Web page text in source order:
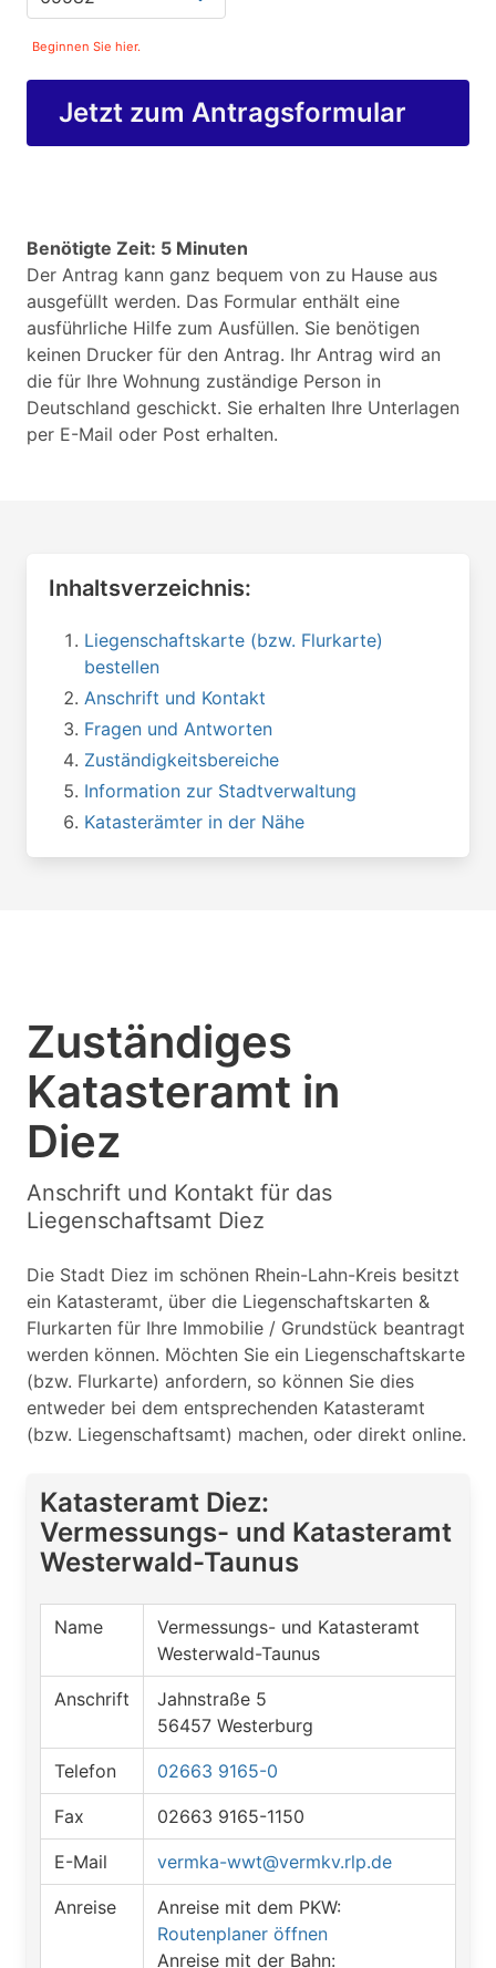
Beginnen Sie hier.
Jetzt zum Antragsformular
Benötigte Zeit: 5 Minuten
Der Antrag kann ganz bequem von zu Hause aus
ausgefüllt werden. Das Formular enthält eine
ausführliche Hilfe zum Ausfüllen. Sie benötigen
keinen Drucker für den Antrag. Ihr Antrag wird an
die für Ihre Wohnung zuständige Person in
Deutschland geschickt. Sie erhalten Ihre Unterlagen
per E-Mail oder Post erhalten.
Inhaltsverzeichnis:
Liegenschaftskarte (bzw. Flurkarte)
bestellen
Anschrift und Kontakt
Fragen und Antworten
Zuständigkeitsbereiche
Information zur Stadtverwaltung
Katasterämter in der Nähe
Zuständiges
Katasteramt in
Diez
Anschrift und Kontakt für das
Liegenschaftsamt Diez
Die Stadt Diez im schönen Rhein-Lahn-Kreis besitzt
ein Katasteramt, über die Liegenschaftskarten &
Flurkarten für Ihre Immobilie / Grundstück beantragt
werden können. Möchten Sie ein Liegenschaftskarte
(bzw. Flurkarte) anfordern, so können Sie dies
entweder bei dem entsprechenden Katasteramt
(bzw. Liegenschaftsamt) machen, oder direkt online.
Katasteramt Diez:
Vermessungs- und Katasteramt
Westerwald-Taunus
Name
Vermessungs- und Katasteramt
Westerwald-Taunus
Anschrift
Jahnstraße 5
56457 Westerburg
Telefon 02663 9165-0
Fax 02663 9165-1150
E-Mail vermka-wwt@vermkv.rlp.de
Anreise
Anreise mit dem PKW:
Routenplaner öffnen
Anreise mit der Bahn: